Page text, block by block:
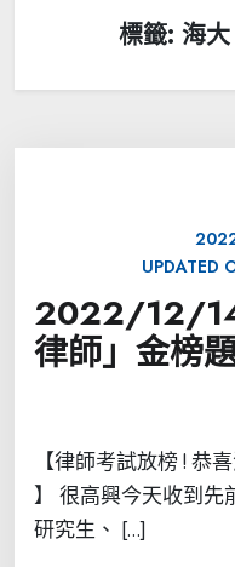
標籤: 海
UPDATED
2022/12/
律師」金榜
【律師考試放榜 ! 恭
】 很高興今天收到先
研究生、 […]